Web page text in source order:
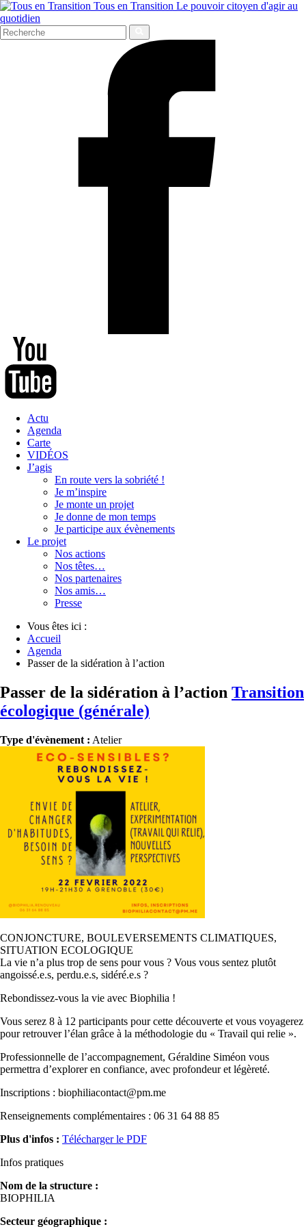
Tous en Transition Le pouvoir citoyen d'agir au
quotidien
Actu
Agenda
Carte
VIDÉOS
J’agis
En route vers la sobriété !
Je m’inspire
Je monte un projet
Je donne de mon temps
Je participe aux évènements
Le projet
Nos actions
Nos têtes…
Nos partenaires
Nos amis…
Presse
Vous êtes ici :
Accueil
Agenda
Passer de la sidération à l’action
Passer de la sidération à l’action Transition
écologique (générale)
Type d'évènement : Atelier
CONJONCTURE, BOULEVERSEMENTS CLIMATIQUES,
SITUATION ECOLOGIQUE
La vie n’a plus trop de sens pour vous ? Vous vous sentez plutôt
angoissé.e.s, perdu.e.s, sidéré.e.s ?
Rebondissez-vous la vie avec Biophilia !
Vous serez 8 à 12 participants pour cette découverte et vous voyagerez
pour retrouver l’élan grâce à la méthodologie du « Travail qui relie ».
Professionnelle de l’accompagnement, Géraldine Siméon vous
permettra d’explorer en confiance, avec profondeur et légèreté.
Inscriptions : biophiliacontact@pm.me
Renseignements complémentaires : 06 31 64 88 85
Plus d'infos : Télécharger le PDF
Infos pratiques
Nom de la structure :
BIOPHILIA
Secteur géographique :